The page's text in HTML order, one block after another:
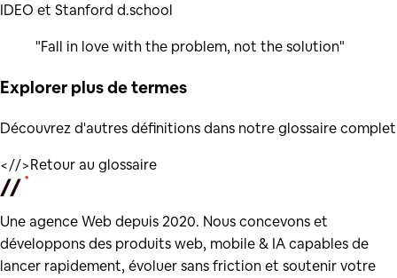
IDEO et Stanford d.school
"Fall in love with the problem, not the solution"
Explorer plus determes
Découvrez d'autres définitions dans notre glossaire complet
<//>Retour au glossaire
Une agence Web depuis 2020. Nous concevons et
développons des produits web, mobile & IA capables de
lancer rapidement, évoluer sans friction et soutenir votre